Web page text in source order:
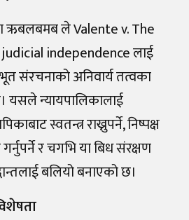
ले Valente v. The
judicial independence लाई
संरचनाको अनिवार्य तत्वका
यसले न्यायपालिकालाई
स्वतन्त्र राख्नुपर्ने, निष्पक्ष
गर्नुपर्ने र चगभि या बिध संरक्षण
बलियो बनाएको छ।